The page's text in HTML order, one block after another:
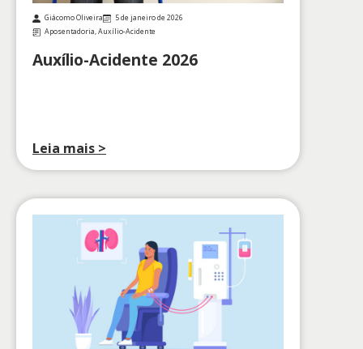
Giácomo Oliveira
5 de janeiro de 2026
Aposentadoria,Auxílio-Acidente
Auxílio-Acidente 2026
Leia mais >